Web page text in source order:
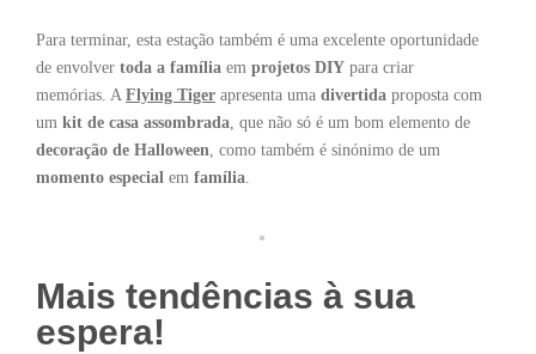
Para terminar, esta estação também é uma excelente oportunidade
de envolver toda a família em projetos DIY para criar
memórias. A Flying Tiger apresenta uma divertida proposta com
um kit de casa assombrada, que não só é um bom elemento de
decoração de Halloween, como também é sinónimo de um
momento especial em família.
Mais tendências à sua
espera!